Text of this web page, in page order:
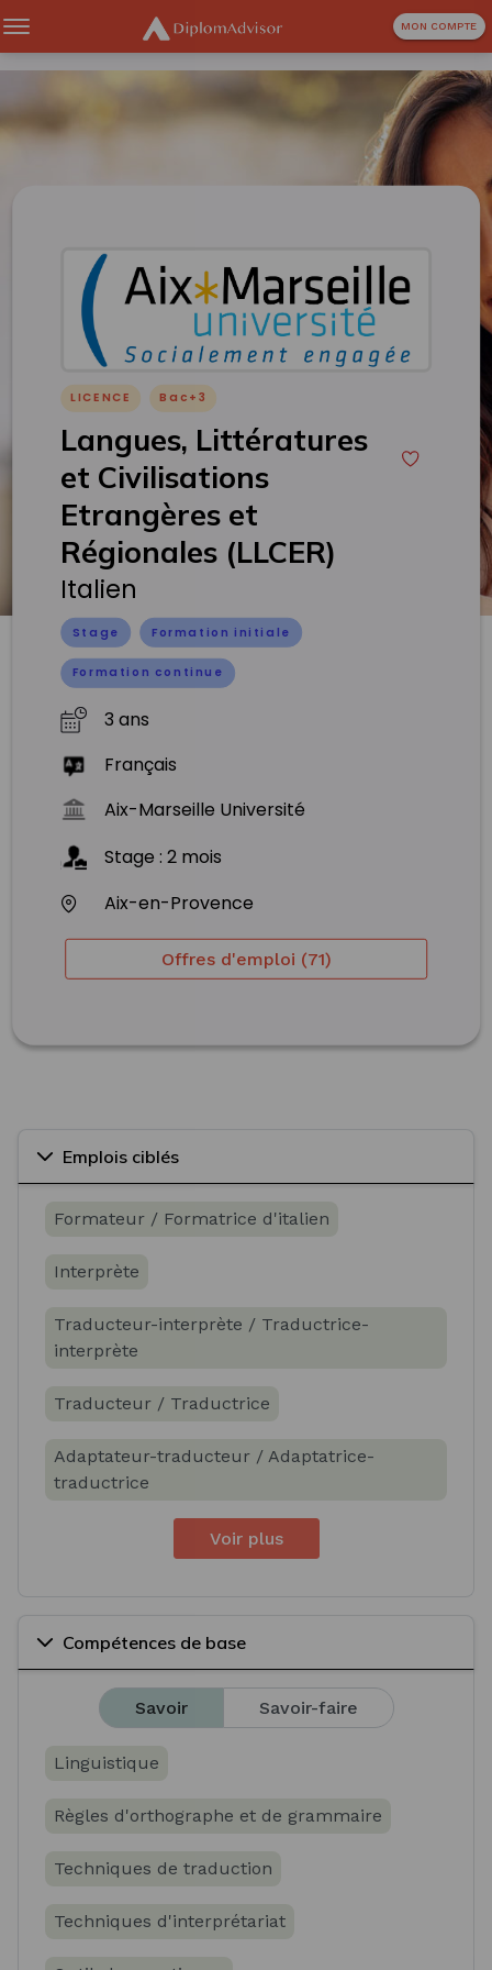
MON COMPTE
LICENCE Bac+3
Langues, Littératures
et Civilisations
Etrangères et
Régionales (LLCER)
Italien
Stage Formation initiale
Formation continue
3 ans
Français
Aix-Marseille Université
Stage :2 mois
Aix-en-Provence
Offres d'emploi (71)
Emplois ciblés
Formateur / Formatrice d'italien
Interprète
Traducteur-interprète / Traductrice-
interprète
Traducteur / Traductrice
Adaptateur-traducteur / Adaptatrice-
traductrice
Voir plus
Compétences de base
Savoir Savoir-faire
Linguistique
Règles d'orthographe et de grammaire
Techniques de traduction
Techniques d'interprétariat